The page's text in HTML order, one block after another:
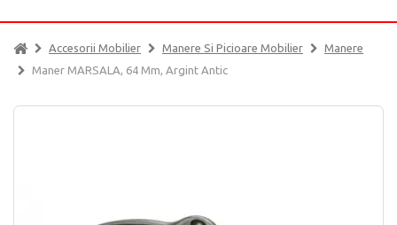
Accesorii Mobilier Manere Si Picioare Mobilier
Manere
Maner MARSALA, 64 Mm, Argint Antic